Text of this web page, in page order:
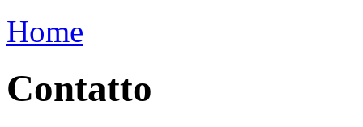
Home
Contatto